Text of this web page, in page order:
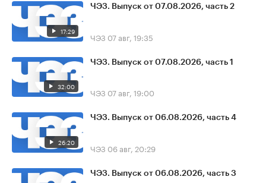
17:29
ЧЭЗ. Выпуск от 07.08.2026, часть 2
ЧЭЗ 07 авг, 19:35
32:00
ЧЭЗ. Выпуск от 07.08.2026, часть 1
ЧЭЗ 07 авг, 19:00
26:20
ЧЭЗ. Выпуск от 06.08.2026, часть 4
ЧЭЗ 06 авг, 20:29
ЧЭЗ. Выпуск от 06.08.2026, часть 3